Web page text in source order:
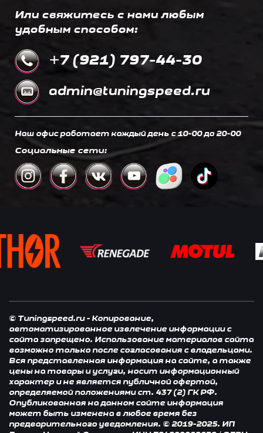
Или свяжитесь с нами любым
удобным способом:
+7 (921) 797-44-30
admin@tuningspeed.ru
Наш офис работает каждый день c 10-00 до 20-00
Социальные сети:
© Tuningspeed.ru - Копирование,
автоматизированное извлечение информации с
сайта запрещено. Использование материалов сайта
возможно только после согласования с владельцами.
Вся представленная информация на сайте, а также
цены на товары и услуги, носит информационный
характер и не является публичной офертой,
определяемой положениями ст. 437 (2) ГК РФ.
Опубликованная на данном сайте информация
может быть изменена в любое время без
предварительного уведомления. © 2019-2025. ИП